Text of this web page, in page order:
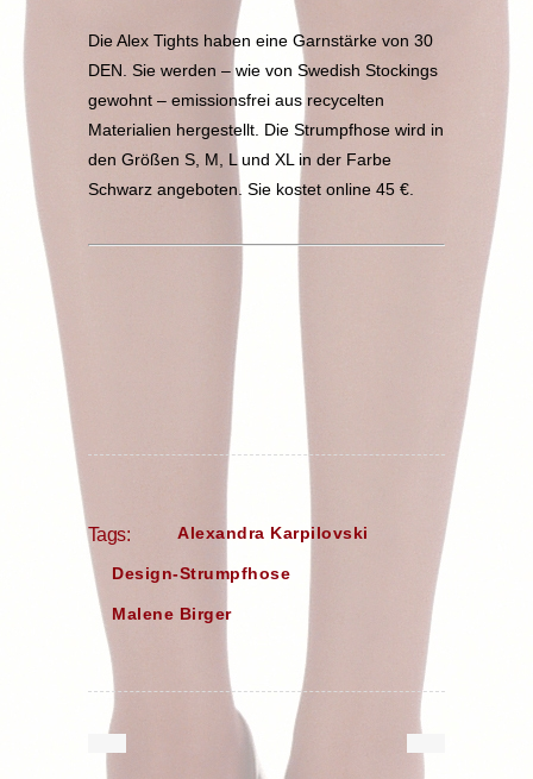
Die Alex Tights haben eine Garnstärke von 30
DEN. Sie werden – wie von Swedish Stockings
gewohnt – emissionsfrei aus recycelten
Materialien hergestellt. Die Strumpfhose wird in
den Größen S, M, L und XL in der Farbe
Schwarz angeboten. Sie kostet online 45 €.
Tags: Alexandra Karpilovski
Design-Strumpfhose
Malene Birger